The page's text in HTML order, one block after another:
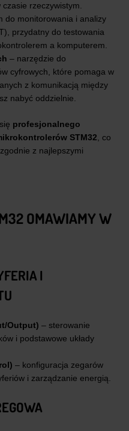
rzeczywistym.
do monitorowania i analizy
przydatny do testowania
a komputerem.
– narzędzie do
cyfrowych, które pomaga w
z komunikacją między
nabyć oddzielnie.
profesjonalnego
STM32 , co
z najlepszymi
OMAWIAMY W
I
Output) – sterowanie
i podstawowe układy
– konfiguracja zegarów
i zarządzanie energią.